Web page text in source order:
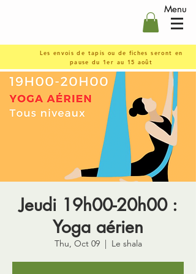
Menu
Les envois de tapis ou de fiches seront en
pause du 1er au 15 août
Jeudi 19h00-20h00 :
Yoga aérien
Thu, Oct 09
  |
Le shala